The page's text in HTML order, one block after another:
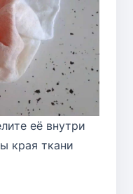
её внутри
края ткани